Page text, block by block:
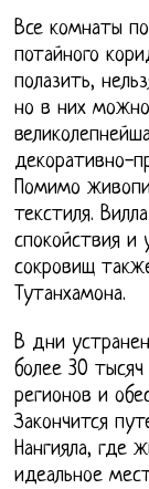
Все комнаты
потайного
полазить,
но в них можно
декоративно-
Помимо
текстиля.
спокойствия и
сокровищ
Тутанхамона.
В дни
более 30
регионов и
Закончится
Нангияла, где
идеальное